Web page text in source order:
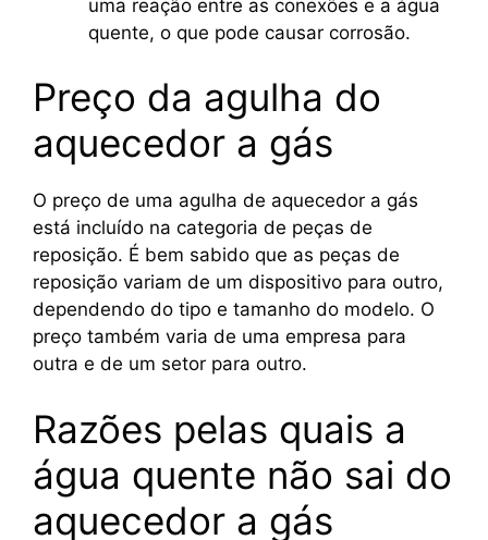
uma reação entre as conexões e a água
quente, o que pode causar corrosão.
Preço da agulha do
aquecedor a gás
O preço de uma agulha de aquecedor a gás
está incluído na categoria de peças de
reposição. É bem sabido que as peças de
reposição variam de um dispositivo para outro,
dependendo do tipo e tamanho do modelo. O
preço também varia de uma empresa para
outra e de um setor para outro.
Razões pelas quais a
água quente não sai do
aquecedor a gás